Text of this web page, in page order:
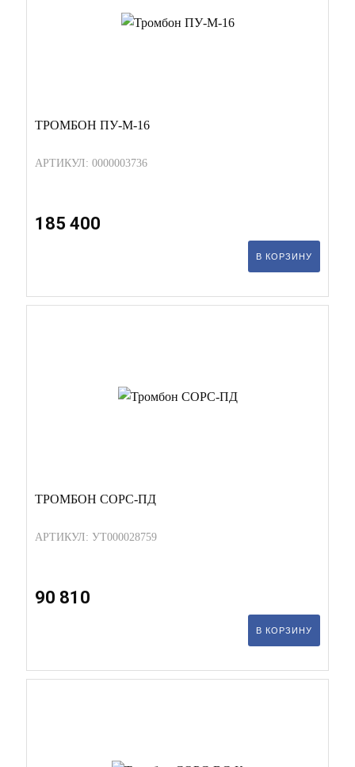
ТРОМБОН ПУ-М-16
АРТИКУЛ: 0000003736
185 400
В КОРЗИНУ
ТРОМБОН СОРС-ПД
АРТИКУЛ: УТ000028759
90 810
В КОРЗИНУ